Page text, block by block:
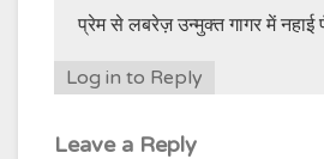
प्रेम से लबरेज़ उन्मुक्त गागर में नहाई
Log in to Reply
Leave a Reply